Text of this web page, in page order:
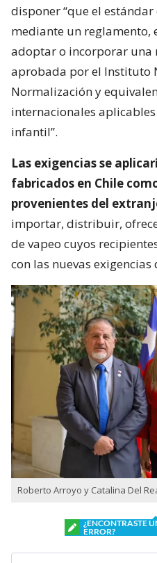
disponer “que el
mediante un reglamento,
adoptar o incorporar una
aprobada por el Instituto
Normalización y
internacionales
infantil”.
Las exigencias se
fabricados en Chile
provenientes del
importar, distribuir,
de vapeo cuyos
con las nuevas exigencias
Roberto Arroyo y Catalina Del
¿ENCONTRASTE
ERROR?